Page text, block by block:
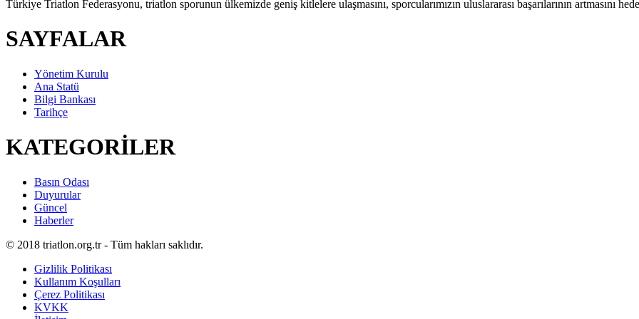
Türkiye Triatlon Federasyonu, triatlon sporunun ülkemizde geniş kitlelere ulaşmasını, sporcularımızın uluslararası başarılarının artmasını
SAYFALAR
Yönetim Kurulu
Ana Statü
Bilgi Bankası
Tarihçe
KATEGORİLER
Basın Odası
Duyurular
Güncel
Haberler
© 2018 triatlon.org.tr - Tüm hakları saklıdır.
Gizlilik Politikası
Kullanım Koşulları
Çerez Politikası
KVKK